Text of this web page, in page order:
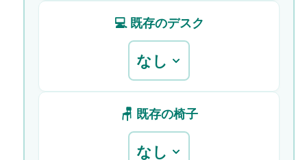
💻 既存のデスク
🪑 既存の椅子